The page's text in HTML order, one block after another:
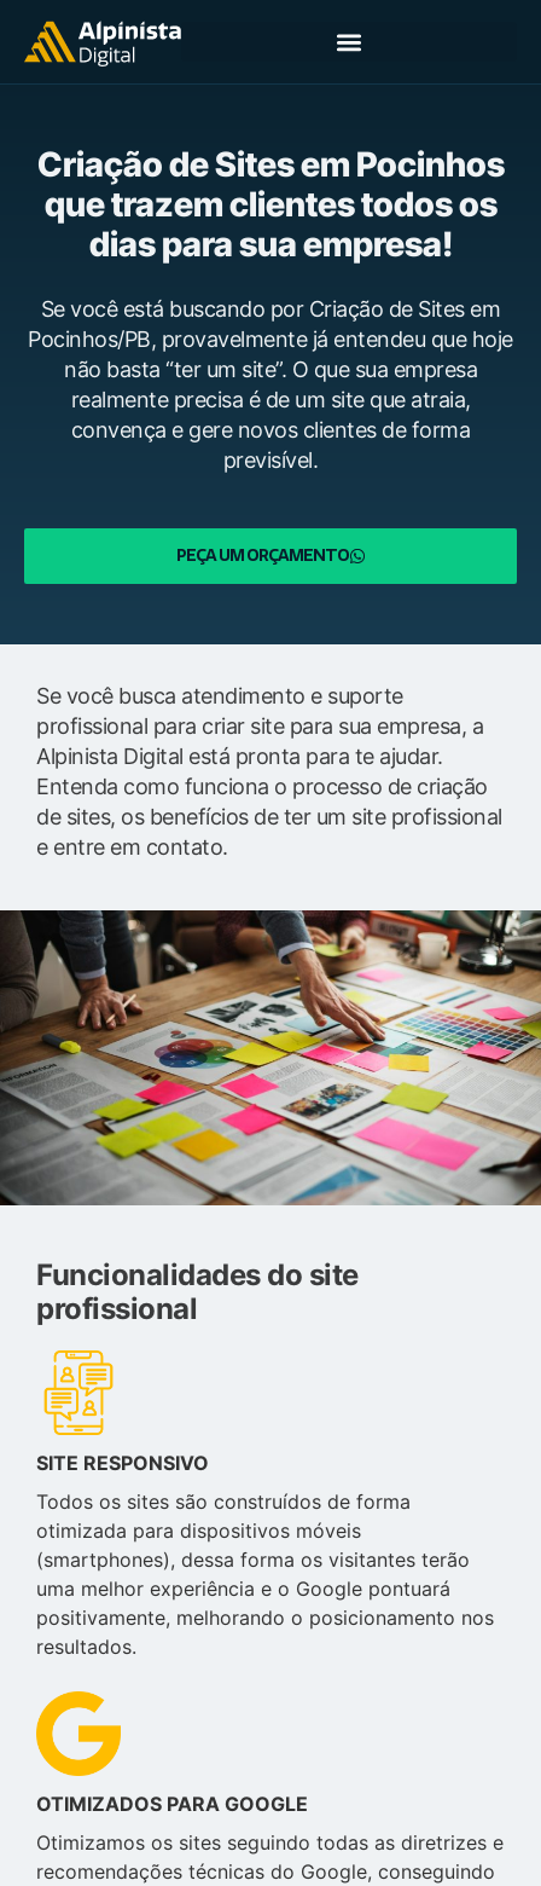
Criação de Sites em Pocinhos
que trazem clientes todos os
dias para sua empresa!
Se você está buscando por Criação de Sites em
Pocinhos/PB, provavelmente já entendeu que hoje
não basta “ter um site”. O que sua empresa
realmente precisa é de um site que atraia,
convença e gere novos clientes de forma
previsível.
PEÇA UM ORÇAMENTO
Se você busca atendimento e suporte
profissional para criar site para sua empresa, a
Alpinista Digital está pronta para te ajudar.
Entenda como funciona o processo de criação
de sites, os benefícios de ter um site profissional
e entre em contato.
Funcionalidades do site
profissional
SITE RESPONSIVO
Todos os sites são construídos de forma
otimizada para dispositivos móveis
(smartphones), dessa forma os visitantes terão
uma melhor experiência e o Google pontuará
positivamente, melhorando o posicionamento nos
resultados.
OTIMIZADOS PARA GOOGLE
Otimizamos os sites seguindo todas as diretrizes e
recomendações técnicas do Google, conseguindo